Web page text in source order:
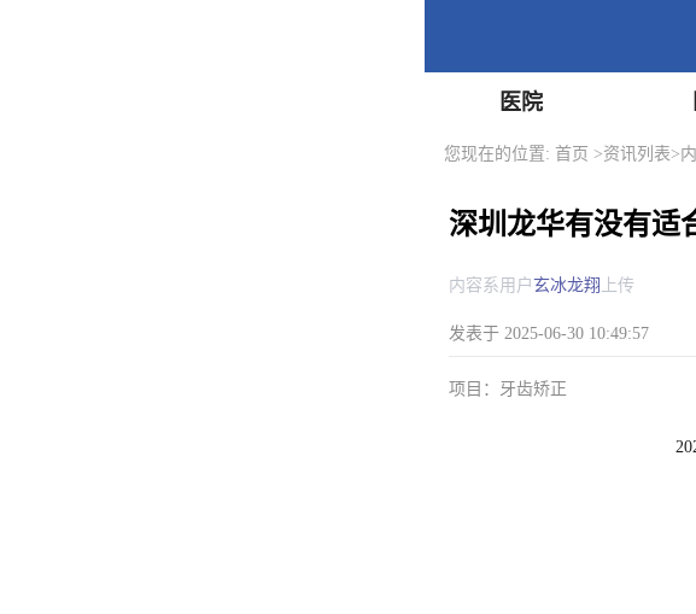
医院
您现在的位置: 首页 >资讯列表>
深圳龙华有没有适
内容系用户玄冰龙翔 上传
发表于 2025-06-30 10:49:57
项目：牙齿矫正